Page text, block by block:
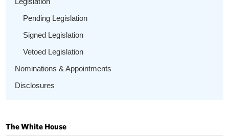
Pending Legislation
Signed Legislation
Vetoed Legislation
Nominations & Appointments
Disclosures
The White House